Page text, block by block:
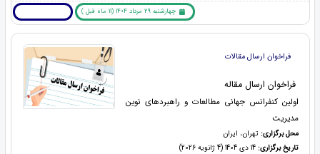
چهارشنبه 29 مرداد 1404 (11 ماه قبل )
فراخوان ارسال مقالات
فراخوان ارسال مقاله
اولین کنفرانس جهانی مطالعات و راهبردهای نوین
مدیریت
محل برگزاری: تهران، ایران
تاریخ برگزاری: 14 دی 1404 (4 ژانویه 2026)